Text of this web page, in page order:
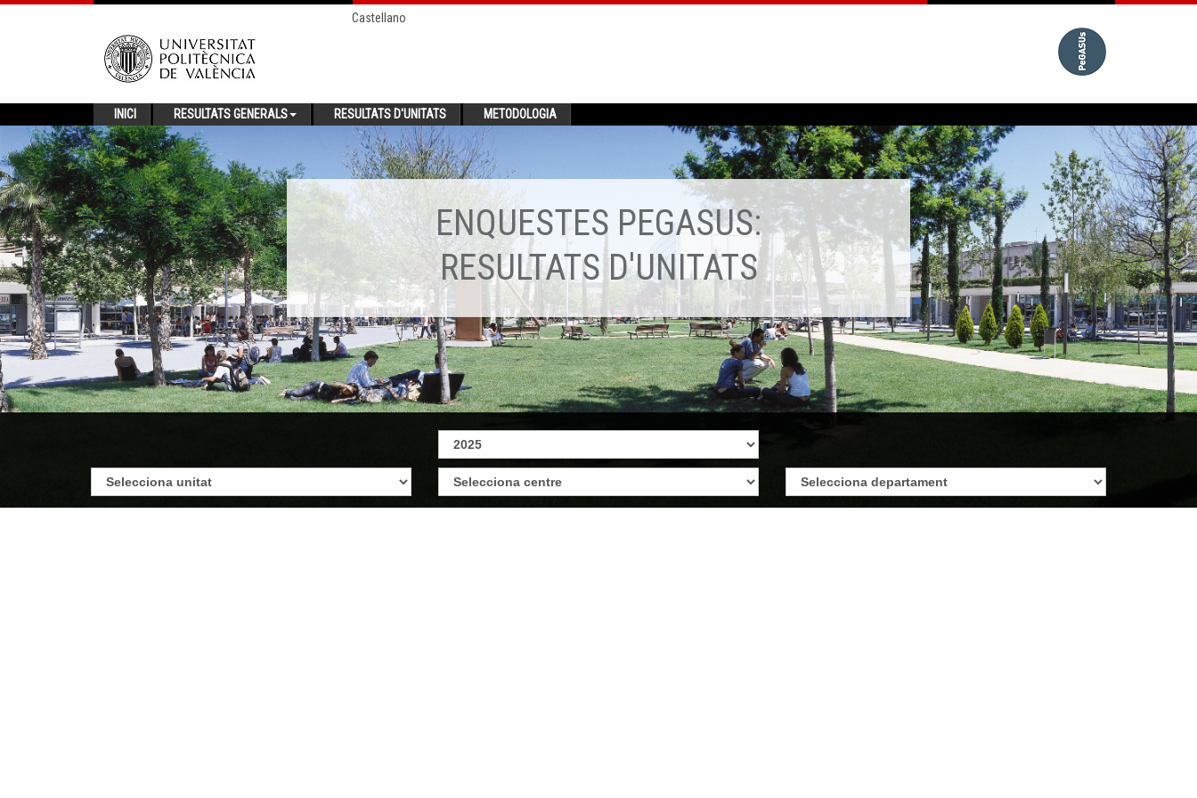
Castellano
INICI RESULTATS GENERALS RESULTATS D'UNITATS METODOLOGIA
ENQUESTES PEGASUS:
RESULTATS D'UNITATS